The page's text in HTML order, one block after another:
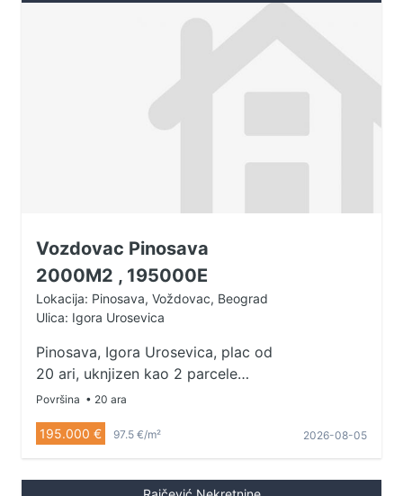
Vozdovac Pinosava
2000M2 , 195000E
Lokacija: Pinosava, Voždovac, Beograd
Ulica: Igora Urosevica
Pinosava, Igora Urosevica, plac od
20 ari, uknjizen kao 2 parcele
ukupne povrsine 1 968 m2,
izvrsena konverzija. Odlicno
pozicioniran, ravan plac sa
izlaskom na 2 ulice (sirina fronta
Površina • 20 ara
195.000 € 97.5 €/m² 2026-08-05